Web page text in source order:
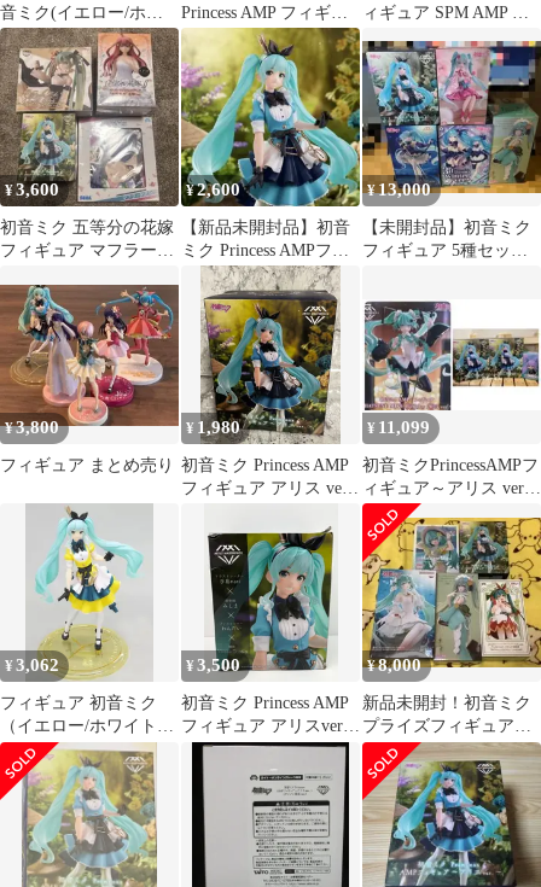
音ミク(イエロー/ホワ
イト) 「キャラクタ
ー・ボーカル・シリー
ズ01 初音ミク」
Princess AMP フィギュ
ア～アリスver.～ タイ
トーオンラインクレー
ン限定
Princess AMP フィギュ
ア アリスver.
ィギュア SPM AMP ア
¥3,600
初音ミク 五等分の花嫁
フィギュア マフラータ
¥2,600
【新品未開封品】初音
ミク Princess AMPフィ
ギュア 〜アリスver.〜
¥13,000
【未開封品】初音ミク
フィギュア 5種セット
¥3,800
フィギュア まとめ売り
¥ 1,980
初音ミク Princess AMP
フィギュア アリス ver.
¥ 11,099
初音ミクPrincessAMPフ
ィギュア～アリス ver.2
個 Birthday
¥3,062
フィギュア 初音ミク
（イエロー/ホワイト）
「キャラクター・ボー
カル・シリーズ01 初音
ミク」 Princess AMP フ
ィギュア〜アリスver.〜
タイトーオンラインク
レーン限定【10日以内
¥3,500
初音ミク Princess AMP
フィギュア アリスver.
未開封 Ｉ－９１
¥8,000
新品未開封！初音ミク
プライズフィギュア５
個セット！